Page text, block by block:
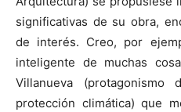
significativas de su obra,
de interés. Creo, por
inteligente de muchas
Villanueva (protagonismo
protección climática) que